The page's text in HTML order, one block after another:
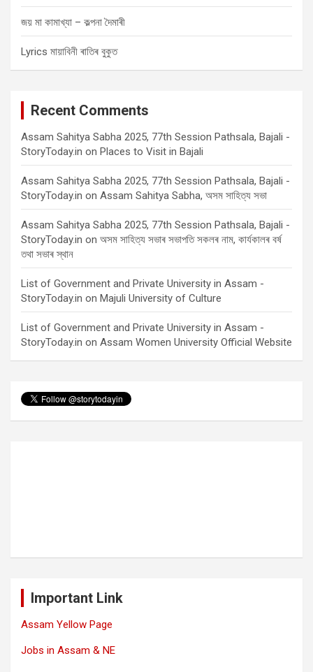
জয় মা কামাখ্যা – কল্পনা দৈমাৰী
Lyrics মায়াবিনী ৰাতিৰ বুকুত
Recent Comments
Assam Sahitya Sabha 2025, 77th Session Pathsala, Bajali -
StoryToday.in on Places to Visit in Bajali
Assam Sahitya Sabha 2025, 77th Session Pathsala, Bajali -
StoryToday.in on Assam Sahitya Sabha, অসম সাহিত্য সভা
Assam Sahitya Sabha 2025, 77th Session Pathsala, Bajali -
StoryToday.in on অসম সাহিত্য সভাৰ সভাপতি সকলৰ নাম, কাৰ্যকালৰ বৰ্ষ
তথা সভাৰ স্থান
List of Government and Private University in Assam -
StoryToday.in on Majuli University of Culture
List of Government and Private University in Assam -
StoryToday.in on Assam Women University Official Website
Important Link
Assam Yellow Page
Jobs in Assam & NE